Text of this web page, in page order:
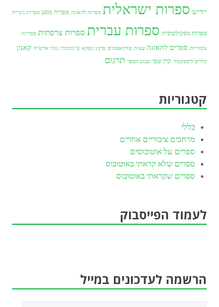
יידיש ספרות ישראלית ספרות להאזנה ספרות מסע ספרות ניגרית
ספרות ספקולטיבית ספרות עברית ספרות צרפתית ספריות
ציבוריות ספרים להאזנה עצות פודקאסטים פרנץ קפקא צ'יממנדה נגוזי אדיצ'יה קאנון
קלריס ליספקטור קרן שפי שבוע הספר תרגום
קטגוריות
כללי
מרחבים ציבוריים אחרים
ספרים על אוטובוסים
ספרים שלא קראתי באוטובוס
ספרים שקראתי באוטובוס
לעמוד הפייסבוק
הרשמה לעדכונים במייל